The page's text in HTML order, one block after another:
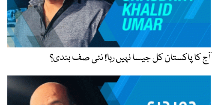
آج کا پاکستان کل جیسا نہیں رہا! نئی صف بندی؟